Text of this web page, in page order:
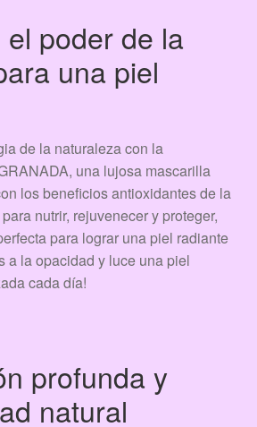
poder de la
una piel
de la naturaleza con la
una lujosa mascarilla
los beneficios antioxidantes de la
nutrir, rejuvenecer y proteger,
para lograr una piel radiante
a la opacidad y luce una piel
cada día!
profunda y
natural